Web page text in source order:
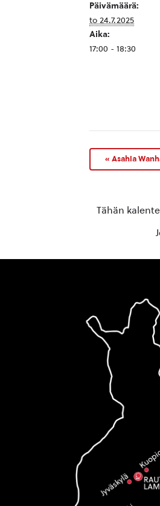
Päivämäärä:
to 24.7.2025
Aika:
17:00 - 18:30
« Asahia
Tähän